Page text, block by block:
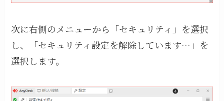
次に右側のメニューから「セキュリティ」を選択
し、「セキュリティ設定を解除しています…」を
選択します。